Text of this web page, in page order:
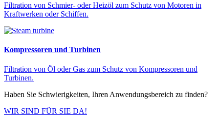
Filtration von Schmier- oder Heizöl zum Schutz von Motoren in
Kraftwerken oder Schiffen.
Kompressoren und Turbinen
Filtration von Öl oder Gas zum Schutz von Kompressoren und
Turbinen.
Haben Sie Schwierigkeiten, Ihren Anwendungsbereich zu finden?
WIR SIND FÜR SIE DA!